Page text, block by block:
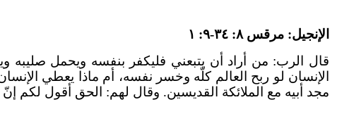
الإنجيل: مرقس ٨: ٣٤-٩: ١
قال الرب: من أراد أن يتبعني فليكفر بنفسه ويحمل صليبه
الإنسان لو ربح العالم كلّه وخسر نفسه، أم ماذا يعطي
مجد أبيه مع الملائكة القديسين. وقال لهم: الحق أقول لكم